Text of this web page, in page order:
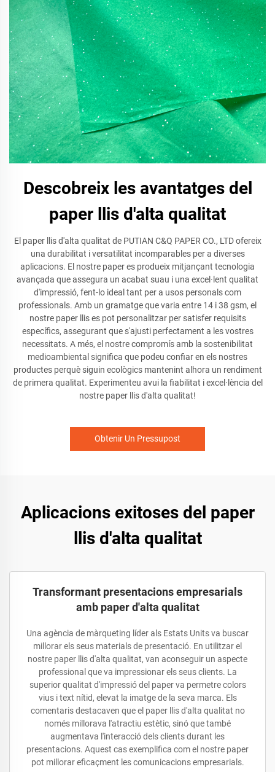
Descobreix les avantatges del
paper llis d'alta qualitat
El paper llis d'alta qualitat de PUTIAN C&Q PAPER CO., LTD ofereix
una durabilitat i versatilitat incomparables per a diverses
aplicacions. El nostre paper es produeix mitjançant tecnologia
avançada que assegura un acabat suau i una excel·lent qualitat
d'impressió, fent-lo ideal tant per a usos personals com
professionals. Amb un gramatge que varia entre 14 i 38 gsm, el
nostre paper llis es pot personalitzar per satisfer requisits
específics, assegurant que s'ajusti perfectament a les vostres
necessitats. A més, el nostre compromís amb la sostenibilitat
medioambiental significa que podeu confiar en els nostres
productes perquè siguin ecològics mantenint alhora un rendiment
de primera qualitat. Experimenteu avui la fiabilitat i excel·lència del
nostre paper llis d'alta qualitat!
Obtenir Un Pressupost
Aplicacions exitoses del paper
llis d'alta qualitat
Transformant presentacions empresarials
amb paper d'alta qualitat
Una agència de màrqueting líder als Estats Units va buscar
millorar els seus materials de presentació. En utilitzar el
nostre paper llis d'alta qualitat, van aconseguir un aspecte
professional que va impressionar els seus clients. La
superior qualitat d'impressió del paper va permetre colors
vius i text nítid, elevat la imatge de la seva marca. Els
comentaris destacaven que el paper llis d'alta qualitat no
només millorava l'atractiu estètic, sinó que també
augmentava l'interacció dels clients durant les
presentacions. Aquest cas exemplifica com el nostre paper
pot millorar eficaçment les comunicacions empresarials.